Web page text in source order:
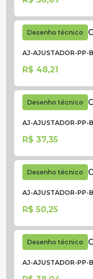
Desenho técnico
AJ-AJUSTADOR-PP-
R$ 48,21
Desenho técnico
AJ-AJUSTADOR-PP-
R$ 37,35
Desenho técnico
AJ-AJUSTADOR-PP-
R$ 50,25
Desenho técnico
AJ-AJUSTADOR-PP-